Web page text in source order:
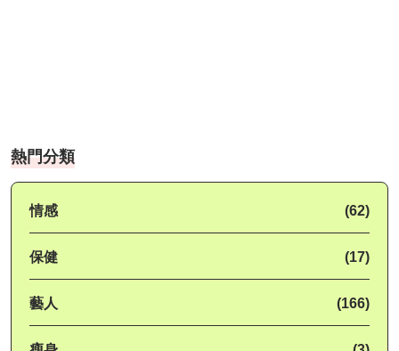
熱門分類
情感 (62)
保健 (17)
藝人 (166)